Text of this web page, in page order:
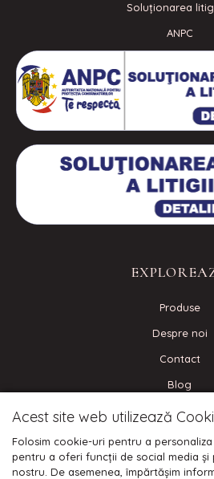
Soluționarea
ANPC
Produse
Despre noi
Contact
Blog
Acest site web utilizează
Folosim cookie-uri pentru a
pentru a oferi funcții de social media și
nostru. De asemenea, împărtășim